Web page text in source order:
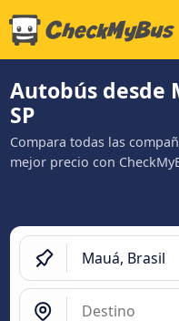
Autobús desde
SP
Compara todas las
mejor precio con